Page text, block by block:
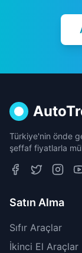
Türkiye'nin önde
şeffaf fiyatlarla
Satın Alma
Sıfır Araçlar
İkinci El Araçlar